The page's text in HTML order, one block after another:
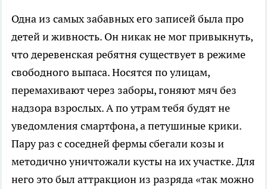
Одна из самых забавных его записей была про
детей и живность. Он никак не мог привыкнуть,
что деревенская ребятня существует в режиме
свободного выпаса. Носятся по улицам,
перемахивают через заборы, гоняют мяч без
надзора взрослых. А по утрам тебя будят не
уведомления смартфона, а петушиные крики.
Пару раз с соседней фермы сбегали козы и
методично уничтожали кусты на их участке. Для
него это был аттракцион из разряда «так можно